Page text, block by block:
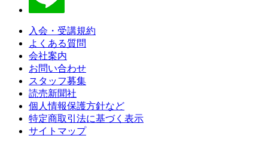
入会・受講規約
よくある質問
会社案内
お問い合わせ
スタッフ募集
読売新聞社
個人情報保護方針など
特定商取引法に基づく表示
サイトマップ